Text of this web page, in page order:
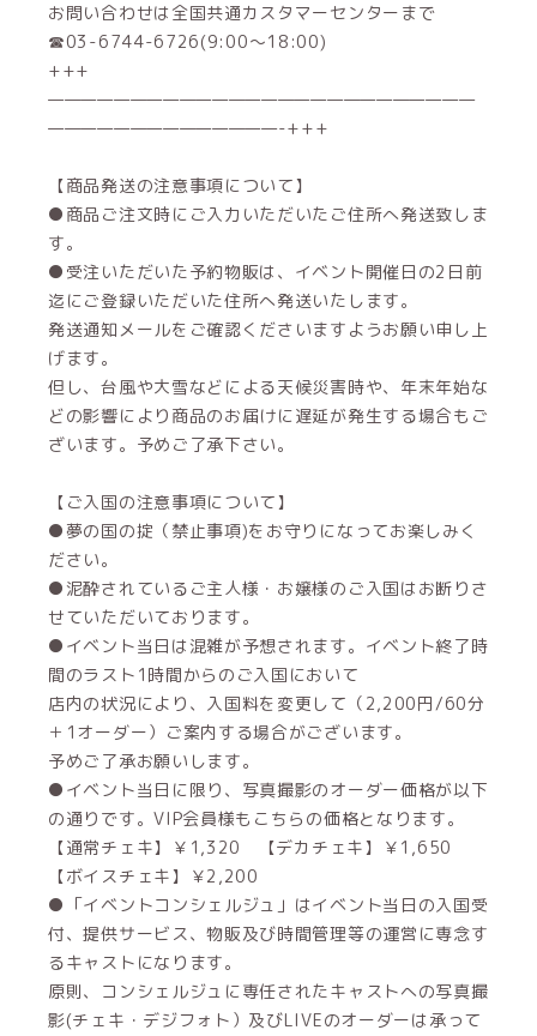
お問い合わせは全国共通カスタマーセンターまで
☎03-6744-6726(9:00～18:00)
+++
——————————————————————————
——————————————-+++
【商品発送の注意事項について】
●商品ご注文時にご入力いただいたご住所へ発送致しま
す。
●受注いただいた予約物販は、イベント開催日の2日前
迄にご登録いただいた住所へ発送いたします。
発送通知メールをご確認くださいますようお願い申し上
げます。
但し、台風や大雪などによる天候災害時や、年末年始な
どの影響により商品のお届けに遅延が発生する場合もご
ざいます。予めご了承下さい。
【ご入国の注意事項について】
●夢の国の掟（禁止事項)をお守りになってお楽しみく
ださい。
●泥酔されているご主人様・お嬢様のご入国はお断りさ
せていただいております。
●イベント当日は混雑が予想されます。イベント終了時
間のラスト1時間からのご入国において
店内の状況により、入国料を変更して（2,200円/60分
＋1オーダー）ご案内する場合がございます。
予めご了承お願いします。
●イベント当日に限り、写真撮影のオーダー価格が以下
の通りです。VIP会員様もこちらの価格となります。
【通常チェキ】￥1,320 【デカチェキ】￥1,650
【ボイスチェキ】￥2,200
●「イベントコンシェルジュ」はイベント当日の入国受
付、提供サービス、物販及び時間管理等の運営に専念す
るキャストになります。
原則、コンシェルジュに専任されたキャストへの写真撮
影(チェキ・デジフォト）及びLIVEのオーダーは承って